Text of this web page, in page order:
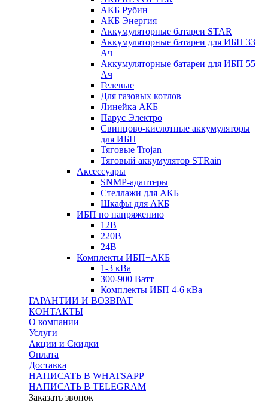
АКБ Рубин
АКБ Энергия
Аккумуляторные батареи STAR
Аккумуляторные батареи для ИБП 33
Ач
Аккумуляторные батареи для ИБП 55
Ач
Гелевые
Для газовых котлов
Линейка АКБ
Парус Электро
Свинцово-кислотные аккумуляторы
для ИБП
Тяговые Trojan
Тяговый аккумулятор STRain
Аксессуары
SNMP-адаптеры
Стеллажи для АКБ
Шкафы для АКБ
ИБП по напряжению
12В
220В
24В
Комплекты ИБП+АКБ
1-3 кВа
300-900 Ватт
Комплекты ИБП 4-6 кВа
ГАРАНТИИ И ВОЗВРАТ
КОНТАКТЫ
О компании
Услуги
Акции и Скидки
Оплата
Доставка
НАПИСАТЬ В WHATSAPP
НАПИСАТЬ В TELEGRAM
Заказать звонок